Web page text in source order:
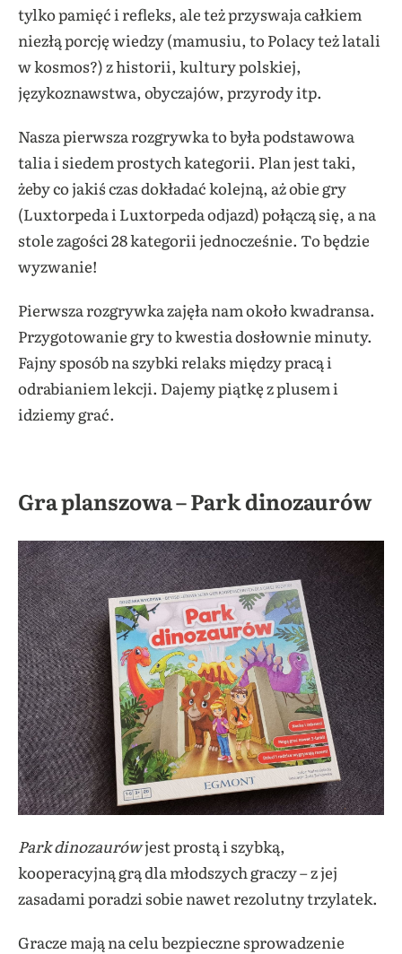
tylko pamięć i refleks, ale też przyswaja całkiem
niezłą porcję wiedzy (mamusiu, to Polacy też latali
w kosmos?) z historii, kultury polskiej,
językoznawstwa, obyczajów, przyrody itp.
Nasza pierwsza rozgrywka to była podstawowa
talia i siedem prostych kategorii. Plan jest taki,
żeby co jakiś czas dokładać kolejną, aż obie gry
(Luxtorpeda i Luxtorpeda odjazd) połączą się, a na
stole zagości 28 kategorii jednocześnie. To będzie
wyzwanie!
Pierwsza rozgrywka zajęła nam około kwadransa.
Przygotowanie gry to kwestia dosłownie minuty.
Fajny sposób na szybki relaks między pracą i
odrabianiem lekcji. Dajemy piątkę z plusem i
idziemy grać.
Gra planszowa – Park dinozaurów
Park dinozaurówjest prostą i szybką,
kooperacyjną grą dla młodszych graczy – z jej
zasadami poradzi sobie nawet rezolutny trzylatek.
Gracze mają na celu bezpieczne sprowadzenie